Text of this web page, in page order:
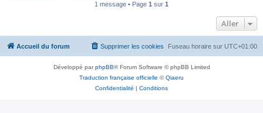
1 message • Page 1 sur 1
Aller
Accueil du forum Fuseau horaire sur UTC+01:00
Supprimer les cookies
Développé parphpBB® Forum Software © phpBB Limited
Traduction française officielle ©Qiaeru
Confidentialité | Conditions